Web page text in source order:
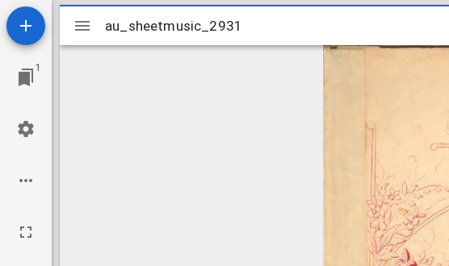
1
Mirador
viewer
au_sheetmusic_2931
au_sheetmusic_2931